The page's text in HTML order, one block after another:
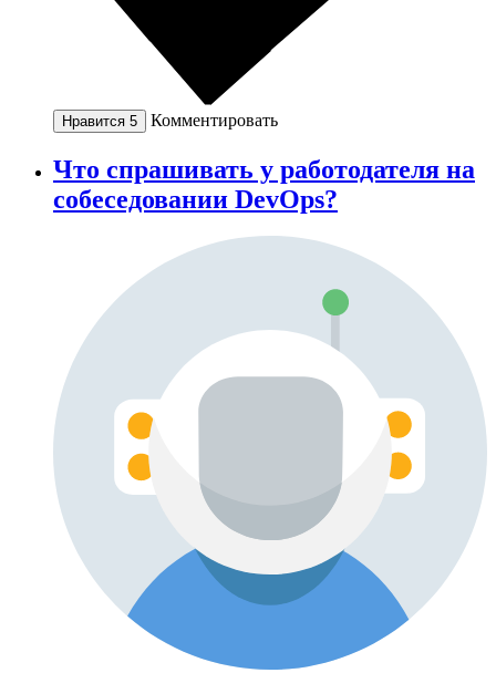
Нравится 5 Комментировать
Что спрашивать у работодателя на
собеседовании DevOps?